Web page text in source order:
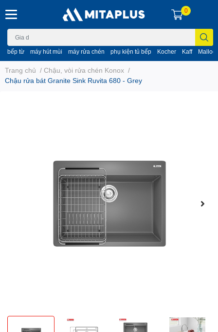
bếp từ máy hút mùi máy rửa chén phụ kiện tủ bếp Kocher Kaff
0
Trang chủ / Chậu, vòi rửa chén Konox /
Chậu rửa bát Granite Sink Ruvita 680 - Grey